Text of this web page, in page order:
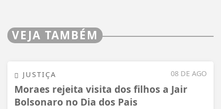
VEJA TAMBÉM
08 DE AGO
JUSTIÇA
Moraes rejeita visita dos filhos a Jair
Bolsonaro no Dia dos Pais